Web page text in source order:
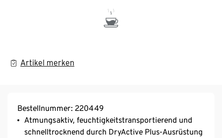
Artikel merken
Bestellnummer: 220449
Atmungsaktiv, feuchtigkeitstransportierend und
schnelltrocknend durch DryActive Plus-Ausrüstung